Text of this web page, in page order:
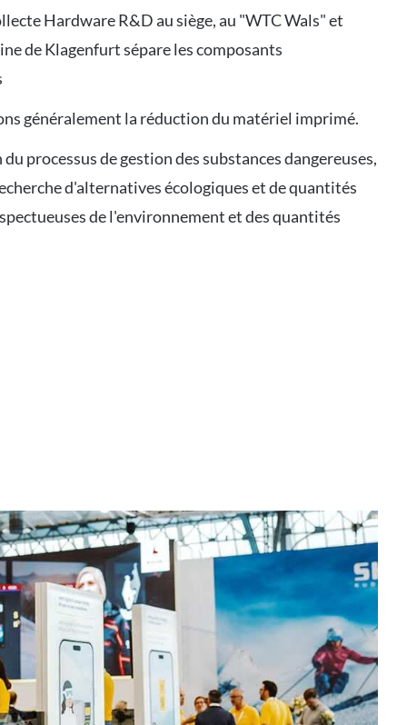
Hardware R&D au siège, au "WTC Wals" et
de Klagenfurt sépare les composants
généralement la réduction du matériel imprimé.
processus de gestion des substances dangereuses,
d'alternatives écologiques et de quantités
de l'environnement et des quantités